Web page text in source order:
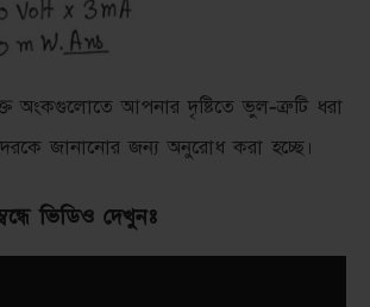
অংকগুলোতে আপনার দৃষ্টিতে ভুল-ত্রুটি ধরা
জানানোর জন্য অনুরোধ করা হচ্ছে।
ভিডিও দেখুনঃ